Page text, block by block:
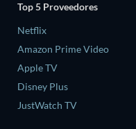
Top 5 Proveedores
Netflix
Amazon Prime Video
Apple TV
Disney Plus
JustWatch TV